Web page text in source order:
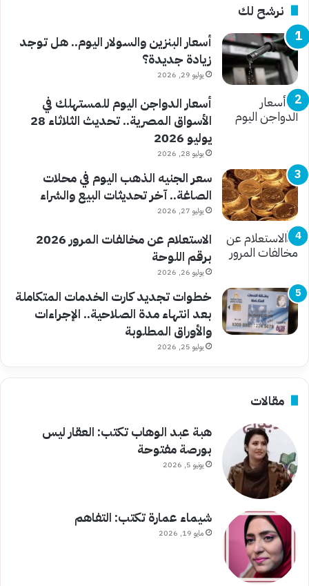
نرشح لك
أسعار البنزين والسولار اليوم.. هل توجد
زيادة جديدة؟
يوليو 29, 2026
أسعار الدواجن اليوم للمستهلك في
الأسواق المصرية.. تحديث الثلاثاء 28
يوليو 2026
يوليو 28, 2026
سعر الجنيه الذهب اليوم في محلات
الصاغة.. آخر تحديثات البيع والشراء
يوليو 27, 2026
الاستعلام عن مخالفات المرور 2026
برقم اللوحة
يوليو 26, 2026
خطوات تجديد كارت الخدمات المتكاملة
بعد انتهاء مدة الصلاحية.. الإجراءات
والأوراق المطلوبة
يوليو 25, 2026
مقالات
هبة عبد الوهاب تكتب: العقار ليس
بورصة مفتوحة
يونيو 5, 2026
شيماء عمارة تكتب: التفاهم
مايو 19, 2026